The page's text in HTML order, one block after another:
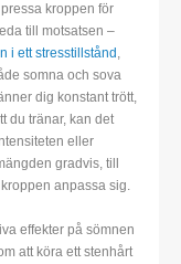
kroppen för
till motsatsen –
i ett stresstillstånd ,
somna och sova
dig konstant trött,
du tränar, kan det
eller
gradvis, till
anpassa sig.
effekter på sömnen
att köra ett stenhårt